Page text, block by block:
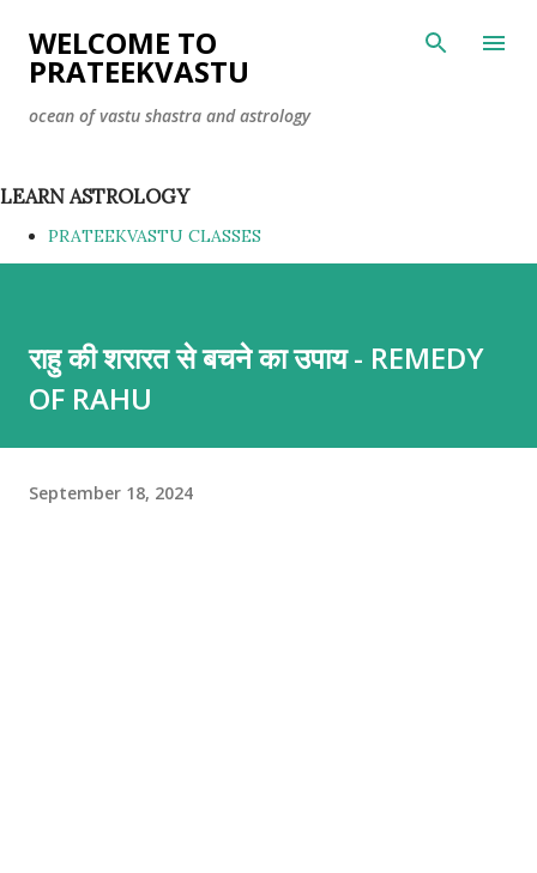
Skip to main content
WELCOME TO
PRATEEKVASTU
ocean of vastu shastra and astrology
LEARN ASTROLOGY
PRATEEKVASTU CLASSES
राहु की शरारत से बचने का उपाय - REMEDY
OF RAHU
September 18, 2024